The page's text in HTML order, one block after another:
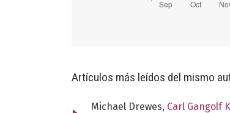
Artículos más leídos del mismo
Michael Drewes, Carl Gangolf